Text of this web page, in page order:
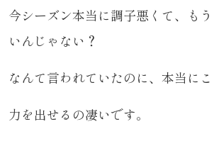
今シーズン本当に調子悪くて、も
いんじゃない？
なんて言われていたのに、本当に
力を出せるの凄いです。